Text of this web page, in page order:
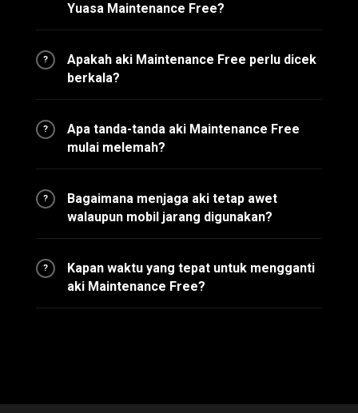
Yuasa Maintenance Free?
?
Apakah aki Maintenance Free perlu dicek
berkala?
?
Apa tanda-tanda aki Maintenance Free
mulai melemah?
?
Bagaimana menjaga aki tetap awet
walaupun mobil jarang digunakan?
?
Kapan waktu yang tepat untuk mengganti
aki Maintenance Free?